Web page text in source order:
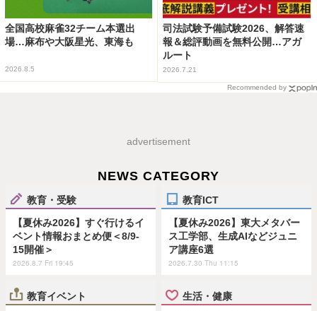
全国高校麻雀32チーム本選出
場…麻布や大阪星光、東海も
2026.8.5
司法試験予備試験2026、解答速
報＆総評動画を無料公開…アガ
ルート
2026.7.21
Recommended by
advertisement
NEWS CATEGORY
教育・受験
【夏休み2026】すぐ行けるイ
ベント情報おまとめ便＜8/9-
15開催＞
2026.8.7 Fri 19:45
教育ICT
【夏休み2026】東大メタバー
ス工学部、生成AIなどジュニ
ア講座6選
2026.7.30 Thu 11:15
教育イベント 生活・健康